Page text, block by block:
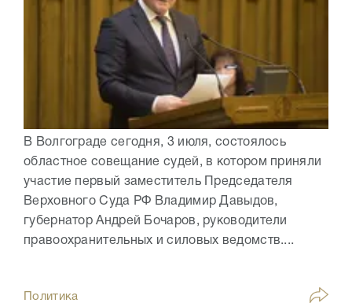
В Волгограде сегодня, 3 июля, состоялось
областное совещание судей, в котором приняли
участие первый заместитель Председателя
Верховного Суда РФ Владимир Давыдов,
губернатор Андрей Бочаров, руководители
правоохранительных и силовых ведомств....
Политика